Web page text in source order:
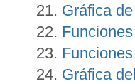
Gráfica
Gráfica